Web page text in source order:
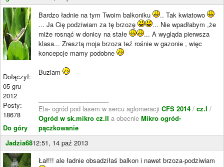
Dołączył:
05 gru
2012
Posty:
18678
Do góry
Bardzo ładnie na tym Twoim balkoniku
.. Tak kwiatowo
... Ja Cię podziwiam za tę brzozę
... Nie wpadłabym ,że
miże rosnąć w donicy na stałe
... A wygląda pierwsza
klasa... Zresztą moja brzoza teź rośnie w gazonie , więc
koncepcje mamy podobne
Buziam
Ela- ogród pod lasem w sercu aglomeracji CFS 2014 / cz.I /
Ogród w sk.mikro cz.II a obecnie Mikro ogród-
pączkowanie
Jadzia6812:51, 14 paź 2013
Łał!!! ale ładnie obsadziłaś balkon i nawet brzoza-podziwiam